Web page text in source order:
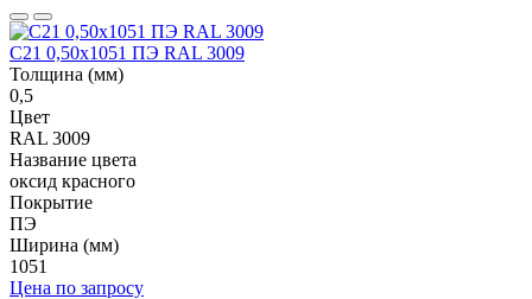
С21 0,50x1051 ПЭ RAL 3009
Толщина (мм)
0,5
Цвет
RAL 3009
Название цвета
оксид красного
Покрытие
ПЭ
Ширина (мм)
1051
Цена по запросу